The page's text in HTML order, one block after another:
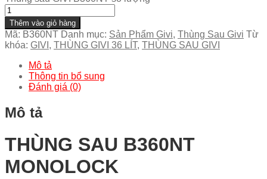
Thêm vào giỏ hàng
Mã: B360NT Danh mục: Sản Phẩm Givi, Thùng Sau Givi Từ
khóa: GIVI , THÙNG GIVI 36 LÍT, THÙNG SAU GIVI
Mô tả
Thông tin bổ sung
Đánh giá (0)
Mô tả
THÙNG SAU B360NT
MONOLOCK